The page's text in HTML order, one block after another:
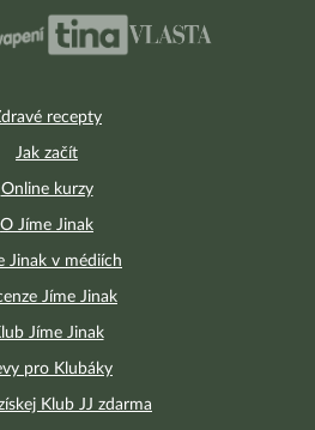
recepty
Jak začít
Online kurzy
O Jíme Jinak
Jinak v médiích
Jíme Jinak
Jíme Jinak
pro Klubáky
Klub JJ zdarma